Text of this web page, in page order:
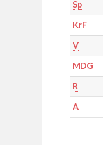
Sp
KrF
V
MDG
R
A